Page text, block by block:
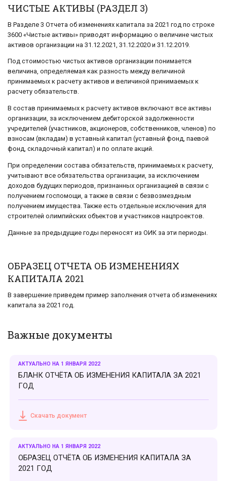
ЧИСТЫЕ АКТИВЫ (РАЗДЕЛ 3)
В Разделе 3 Отчета об изменениях капитала за 2021 год по строке
3600 «Чистые активы» приводят информацию о величине чистых
активов организации на 31.12.2021, 31.12.2020 и 31.12.2019.
Под стоимостью чистых активов организации понимается
величина, определяемая как разность между величиной
принимаемых к расчету активов и величиной принимаемых к
расчету обязательств.
В состав принимаемых к расчету активов включают все активы
организации, за исключением дебиторской задолженности
учредителей (участников, акционеров, собственников, членов) по
взносам (вкладам) в уставный капитал (уставный фонд, паевой
фонд, складочный капитал) и по оплате акций.
При определении состава обязательств, принимаемых к расчету,
учитывают все обязательства организации, за исключением
доходов будущих периодов, признанных организацией в связи с
получением госпомощи, а также в связи с безвозмездным
получением имущества. Также есть отдельные исключения для
строителей олимпийских объектов и участников нацпроектов.
Данные за предыдущие годы переносят из ОИК за эти периоды.
ОБРАЗЕЦ ОТЧЕТА ОБ ИЗМЕНЕНИЯХ
КАПИТАЛА 2021
В завершение приведем пример заполнения отчета об изменениях
капитала за 2021 год.
Важные документы
АКТУАЛЬНО НА 1 ЯНВАРЯ 2022
БЛАНК ОТЧЁТА ОБ ИЗМЕНЕНИЯ КАПИТАЛА ЗА 2021
ГОД
Скачать документ
АКТУАЛЬНО НА 1 ЯНВАРЯ 2022
ОБРАЗЕЦ ОТЧЁТА ОБ ИЗМЕНЕНИЯ КАПИТАЛА ЗА
2021 ГОД